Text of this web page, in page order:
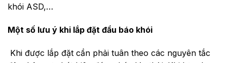
khói ASD,…
Một số lưu ý khi lắp đặt đầu báo khói
Khi được lắp đặt cần phải tuân theo các nguyên tắc